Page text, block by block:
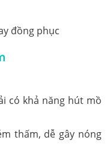
có khả năng hút mồ
thấm, dễ gây nóng